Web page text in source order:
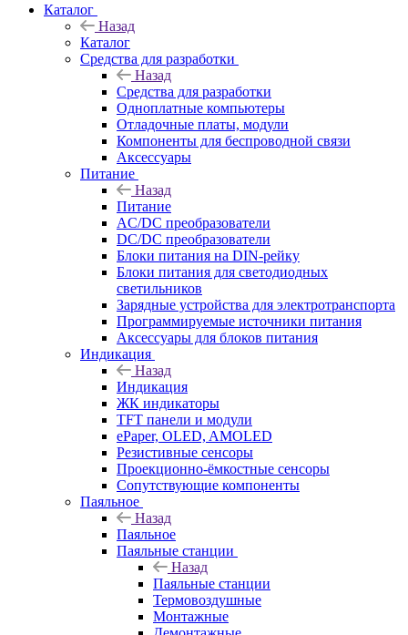
Каталог
Назад
Каталог
Средства для разработки
Назад
Средства для разработки
Одноплатные компьютеры
Отладочные платы, модули
Компоненты для беспроводной связи
Аксессуары
Питание
Назад
Питание
AC/DC преобразователи
DC/DC преобразователи
Блоки питания на DIN-рейку
Блоки питания для светодиодных
светильников
Зарядные устройства для электротранспорта
Программируемые источники питания
Аксессуары для блоков питания
Индикация
Назад
Индикация
ЖК индикаторы
TFT панели и модули
ePaper, OLED, AMOLED
Резистивные сенсоры
Проекционно-ёмкостные сенсоры
Сопутствующие компоненты
Паяльное
Назад
Паяльное
Паяльные станции
Назад
Паяльные станции
Термовоздушные
Монтажные